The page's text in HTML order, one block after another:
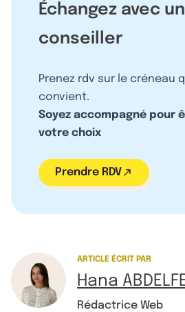
Échangez avec un
conseiller
Prenez rdv sur le créneau
convient.
Soyez accompagné pour
votre choix
Prendre RDV
ARTICLE ÉCRIT PAR
Hana
Rédactrice Web